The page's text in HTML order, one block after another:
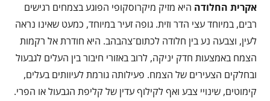
אקרית החלודה היא מזיק מיקרוסקופי הפוגע בצמחים רגישים
רבים, במיוחד עצי הדר וזית. גופה זעיר במיוחד, כמעט שאינו נראה
לעין, וצבעה נע בין חלודה לכתום־צהבהב. היא חודרת אל רקמות
הצמח באמצעות חדק יניקה, לרוב באזורי חיבור בין העלים לגבעול
ובחלקים הצעירים של הצמח. פעילותה גורמת לעיוותים בעלים,
קימוטים, שינויי צבע ואף לקילוף עדין של קליפת הגבעול או הפרי.